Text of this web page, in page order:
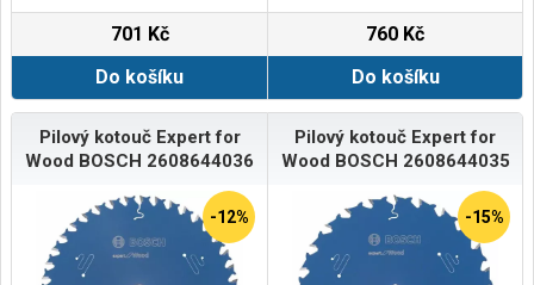
701 Kč
Do košíku
760 Kč
Do košíku
Pilový kotouč Expert for
Wood BOSCH 2608644036
-12%
Pilový kotouč Expert for
Wood BOSCH 2608644035
-15%